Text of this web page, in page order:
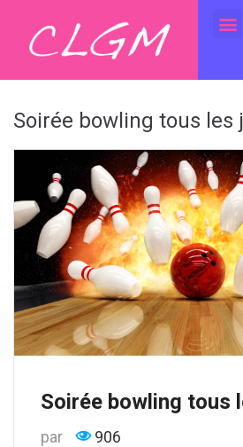
Soirée bowling tous les
Soirée bowling tous
par 906